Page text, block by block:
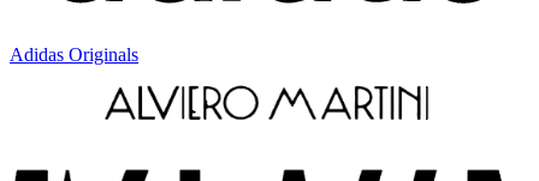
Adidas Originals